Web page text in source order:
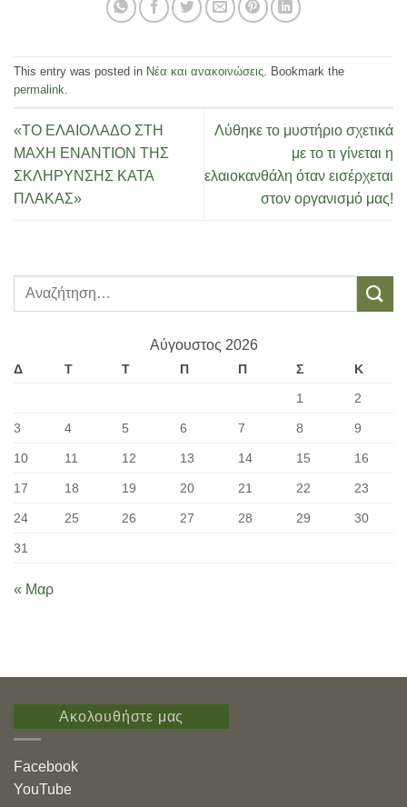
This entry was posted in Νέα και ανακοινώσεις. Bookmark the
permalink.
«ΤΟ ΕΛΑΙΟΛΑΔΟ ΣΤΗ
ΜΑΧΗ ΕΝΑΝΤΙΟΝ ΤΗΣ
ΣΚΛΗΡΥΝΣΗΣ ΚΑΤΑ
ΠΛΑΚΑΣ»
Λύθηκε το μυστήριο σχετικά
με το τι γίνεται η
ελαιοκανθάλη όταν εισέρχεται
στον οργανισμό μας!
Αύγουστος 2026
Δ Τ Τ Π Π Σ
Κ
1
2
3 4 5 6 7 8 9
10 11 12 13 14 15 16
17 18 19 20 21 22 23
24 25 26 27 28 29 30
31
« Μαρ
Ακολουθήστε μας
Facebook
YouTube